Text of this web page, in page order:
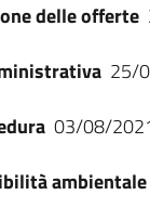
delle offerte
25/
03/08/
ambientale